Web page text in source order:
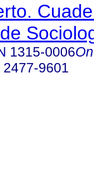
1315-0006
2477-9601